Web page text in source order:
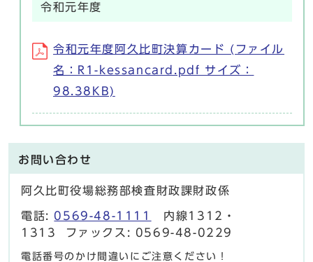
令和元年度
令和元年度阿久比町決算カード (ファイル
名：R1-kessancard.pdf サイズ：
98.38KB)
お問い合わせ
阿久比町役場総務部検査財政課財政係
電話: 0569-48-1111
内線1312・
1313 ファックス: 0569-48-0229
電話番号のかけ間違いにご注意ください！